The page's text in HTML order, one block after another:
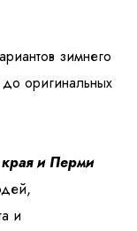
зимнего
оригинальных
и Перми
и